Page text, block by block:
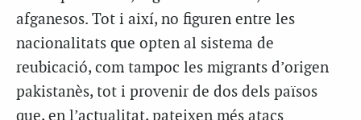
afganesos. Tot i així, no figuren entre les
nacionalitats que opten al sistema de
reubicació, com tampoc les migrants d’origen
pakistanès, tot i provenir de dos dels països